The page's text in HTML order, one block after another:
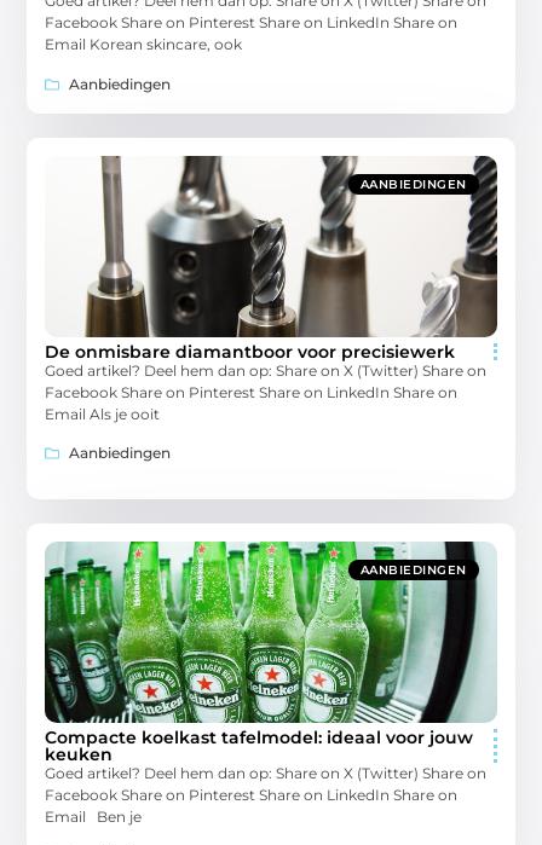
Facebook Share on Pinterest Share on LinkedIn Share on
Email Korean skincare, ook
Aanbiedingen
AANBIEDINGEN
De onmisbare diamantboor voor precisiewerk
Goed artikel? Deel hem dan op: Share on X (Twitter) Share on
Facebook Share on Pinterest Share on LinkedIn Share on
Email Als je ooit
Aanbiedingen
AANBIEDINGEN
Compacte koelkast tafelmodel: ideaal voor jouw
keuken
Goed artikel? Deel hem dan op: Share on X (Twitter) Share on
Facebook Share on Pinterest Share on LinkedIn Share on
Email Ben je